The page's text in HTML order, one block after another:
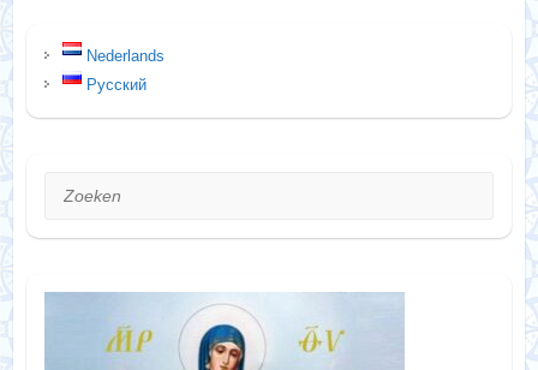
Nederlands
Русский
Zoeken